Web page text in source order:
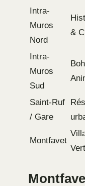
Intra-
Muros
Nord
&
Intra-
Muros
Sud
Saint-Ruf
/ Gare
Montfavet
Vert